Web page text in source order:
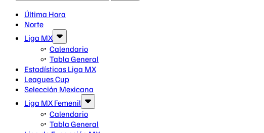
Última Hora
Norte
Liga MX
Calendario
Tabla General
Estadísticas Liga MX
Leagues Cup
Selección Mexicana
Liga MX Femenil
Calendario
Tabla General